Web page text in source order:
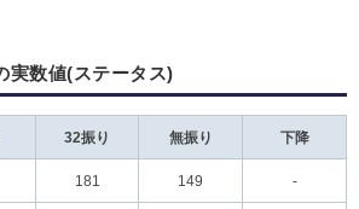
実数値(ステータス)
32振り 無振り 下降
181 149 -